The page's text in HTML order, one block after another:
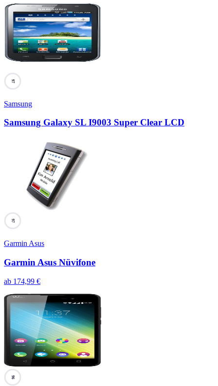
97
Samsung
Samsung Galaxy SL I9003 Super Clear LCD
97
Garmin Asus
Garmin Asus Nüvifone
ab 174,99 €
96